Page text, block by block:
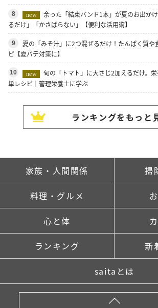
8 new
余った「結束バンド1本」が夏のお出か
るだけ」「かさばらない」【便利な活用術】
9
夏の「みそ汁」に2つ混ぜるだけ！たんぱく質や
ピ【夏バテ対策に】
10 new
旬の「トマト」に大さじ2加えるだけ。
単レシピ｜管理栄養士に学ぶ
ランキングをもっと
家族・人間関係 掃
料理・グルメ
心と体
ランキング 新
saitaとは